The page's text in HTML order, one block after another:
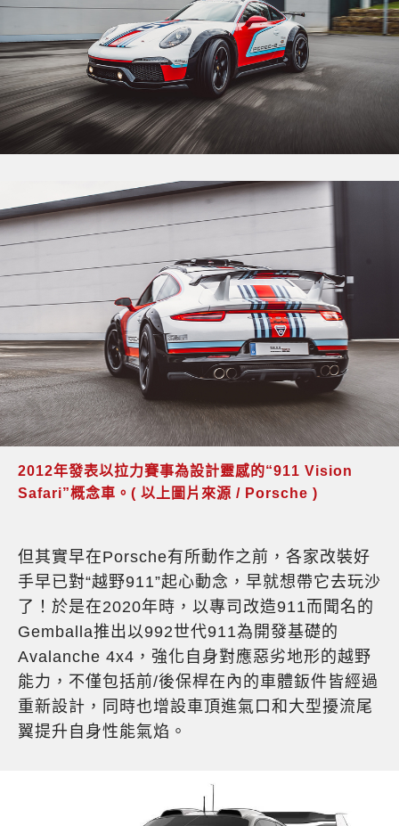
2012年發表以拉力賽事為設計靈感的“911 Vision
Safari”概念車。( 以上圖片來源 / Porsche )
但其實早在Porsche有所動作之前，各家改裝好
手早已對“越野911”起心動念，早就想帶它去玩沙
了！於是在2020年時，以專司改造911而聞名的
Gemballa推出以992世代911為開發基礎的
Avalanche 4x4，強化自身對應惡劣地形的越野
能力，不僅包括前/後保桿在內的車體鈑件皆經過
重新設計，同時也增設車頂進氣口和大型擾流尾
翼提升自身性能氣焰。